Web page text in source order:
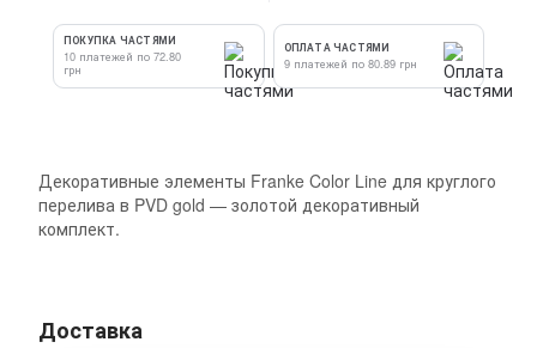
ПОКУПКА ЧАСТЯМИ
10 платежей по 72.80
грн
ОПЛАТА ЧАСТЯМИ
9 платежей по 80.89 грн
Декоративные элементы Franke Color Line для круглого
перелива в PVD gold — золотой декоративный
комплект.
Доставка